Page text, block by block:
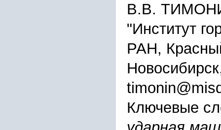
В.В.
"Институт
РАН,
Ключевые